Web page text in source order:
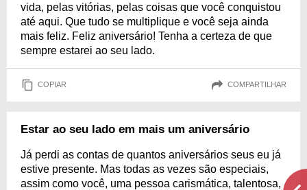
vida, pelas vitórias, pelas coisas que você conquistou
até aqui. Que tudo se multiplique e você seja ainda
mais feliz. Feliz aniversário! Tenha a certeza de que
sempre estarei ao seu lado.
COPIAR COMPARTILHAR
Estar ao seu lado em mais um aniversário
Já perdi as contas de quantos aniversários seus eu já
estive presente. Mas todas as vezes são especiais,
assim como você, uma pessoa carismática, talentosa,